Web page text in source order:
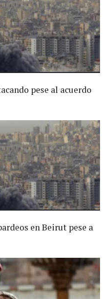
pese al acuerdo
en Beirut pese a